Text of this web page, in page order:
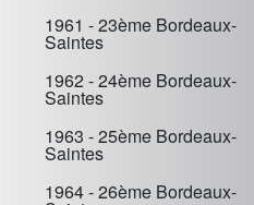
1961 - 23ème Bordeaux-
Saintes
1962 - 24ème Bordeaux-
Saintes
1963 - 25ème Bordeaux-
Saintes
1964 - 26ème Bordeaux-